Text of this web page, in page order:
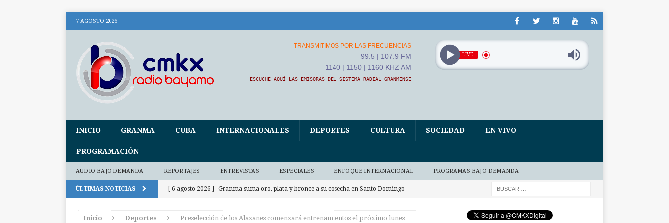
7 AGOSTO 2026
TRANSMITIMOS POR LAS FRECUENCIAS
99.5 | 107.9 FM
1140 | 1150 | 1160 KHZ AM
ESCUCHE AQUÍ LAS EMISORAS DEL SISTEMA RADIAL GRANMENSE
LIVE
INICIO GRANMA CUBA INTERNACIONALES DEPORTES CULTURA SOCIEDAD EN VIVO
PROGRAMACIÓN
AUDIO BAJO DEMANDA REPORTAJES ENTREVISTAS ESPECIALES ENFOQUE INTERNACIONAL PROGRAMAS BAJO DEMANDA
ÚLTIMAS NOTICIAS [ 6 agosto 2026 ] Granma suma oro, plata y bronce a su cosecha en Santo Domingo
Inicio Deportes Preselección de los Alazanes comenzará entrenamientos el próximo lunes